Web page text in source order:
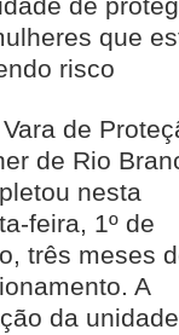
de
que
risco
Vara de
de Rio
nesta
feira, 1º de
três meses
A
da unidade